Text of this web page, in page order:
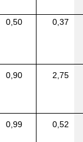
0,50 0,37
0,90 2,75
0,99 0,52